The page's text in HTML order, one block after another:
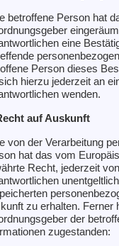
betroffene Person hat
eine
Person dieses
hierzu jederzeit an
wenden.
auf Auskunft
von der Verarbeitung
hat das vom
Recht, jederzeit
zu erhalten. Ferner
der
zugestanden: